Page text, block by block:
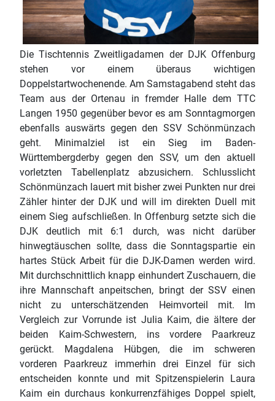
Die Tischtennis Zweitligadamen der DJK Offenburg
stehen vor einem überaus wichtigen
Doppelstartwochenende. Am Samstagabend steht das
Team aus der Ortenau in fremder Halle dem TTC
Langen 1950 gegenüber bevor es am Sonntagmorgen
ebenfalls auswärts gegen den SSV Schönmünzach
geht. Minimalziel ist ein Sieg im Baden-
Württembergderby gegen den SSV, um den aktuell
vorletzten Tabellenplatz abzusichern. Schlusslicht
Schönmünzach lauert mit bisher zwei Punkten nur drei
Zähler hinter der DJK und will im direkten Duell mit
einem Sieg aufschließen. In Offenburg setzte sich die
DJK deutlich mit 6:1 durch, was nicht darüber
hinwegtäuschen sollte, dass die Sonntagspartie ein
hartes Stück Arbeit für die DJK-Damen werden wird.
Mit durchschnittlich knapp einhundert Zuschauern, die
ihre Mannschaft anpeitschen, bringt der SSV einen
nicht zu unterschätzenden Heimvorteil mit. Im
Vergleich zur Vorrunde ist Julia Kaim, die ältere der
beiden Kaim-Schwestern, ins vordere Paarkreuz
gerückt. Magdalena Hübgen, die im schweren
vorderen Paarkreuz immerhin drei Einzel für sich
entscheiden konnte und mit Spitzenspielerin Laura
Kaim ein durchaus konkurrenzfähiges Doppel spielt,